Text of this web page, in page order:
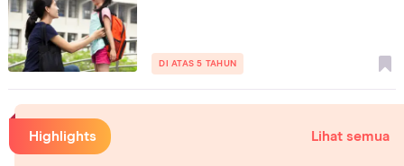
DI ATAS 5 TAHUN
Highlights Lihat semua